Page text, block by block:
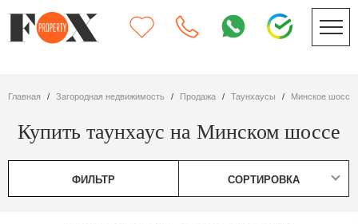
Главная Загородная недвижимость Продажа таунхаусы Минское шоссе
Купить таунхаус на Минском шоссе
ФИЛЬТР СОРТИРОВКА